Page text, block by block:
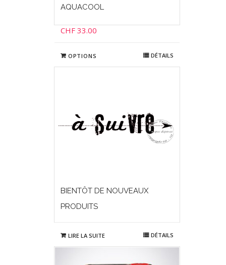
AQUACOOL
CHF33.00
OPTIONS DÉTAILS
BIENTÔT DE NOUVEAUX
PRODUITS
LIRE LA SUITE DÉTAILS